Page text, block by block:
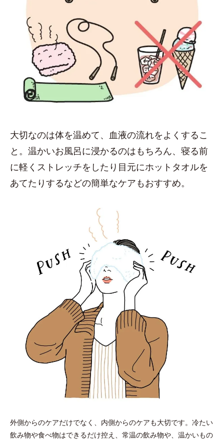
大切なのは体を温めて、血液の流れをよくするこ
と。温かいお風呂に浸かるのはもちろん、寝る前
に軽くストレッチをしたり目元にホットタオルを
あてたりするなどの簡単なケアもおすすめ。
外側からのケアだけでなく、内側からのケアも大切です。冷たい
飲み物や食べ物はできるだけ控え、常温の飲み物や、温かいもの